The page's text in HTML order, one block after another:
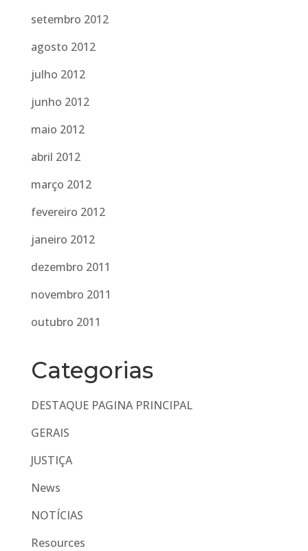
setembro 2012
agosto 2012
julho 2012
junho 2012
maio 2012
abril 2012
março 2012
fevereiro 2012
janeiro 2012
dezembro 2011
novembro 2011
outubro 2011
Categorias
DESTAQUE PAGINA PRINCIPAL
GERAIS
JUSTIÇA
News
NOTÍCIAS
Resources